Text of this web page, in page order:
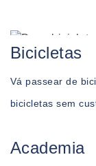
Bicicletas
Vá passear de
bicicletas sem
Academia